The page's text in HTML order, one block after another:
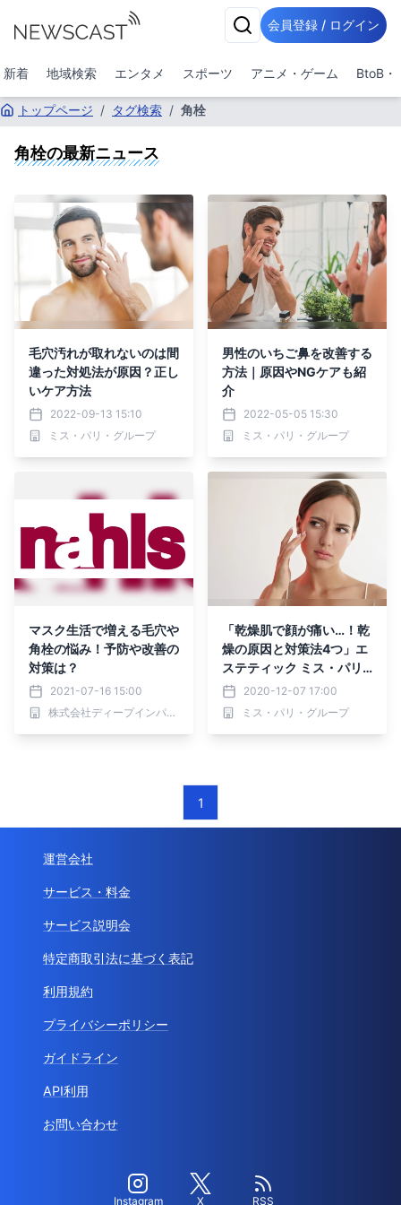
会員登録 / ログイン
新着 地域検索 エンタメ スポーツ アニメ・ゲーム BtoB・
トップページ / タグ検索 / 角栓
角栓の最新ニュース
毛穴汚れが取れないのは間
違った対処法が原因？正し
いケア方法
2022-09-13 15:10
ミス・パリ・グループ
男性のいちご鼻を改善する
方法｜原因やNGケアも紹
介
2022-05-05 15:30
ミス・パリ・グループ
マスク生活で増える毛穴や
角栓の悩み！予防や改善の
対策は？
2021-07-16 15:00
株式会社ディープインパクト
「乾燥肌で顔が痛い…！乾
燥の原因と対策法4つ」エ
ステティック ミス・パリ
のBeauty Picksにてスキ
ンケアに関する記事を公開
2020-12-07 17:00
ミス・パリ・グループ
1
運営会社
サービス・料金
サービス説明会
特定商取引法に基づく表記
利用規約
プライバシーポリシー
ガイドライン
API利用
お問い合わせ
Instagram X RSS